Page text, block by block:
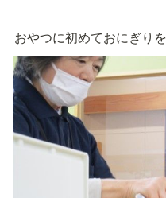
おやつに初めておにぎり